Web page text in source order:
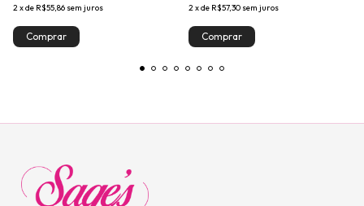
2xde R$55,86 sem juros 2xde R$57,30 sem juros